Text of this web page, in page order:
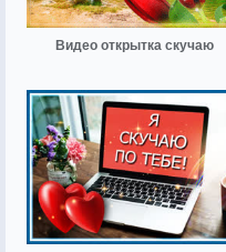
Видео открытка скучаю